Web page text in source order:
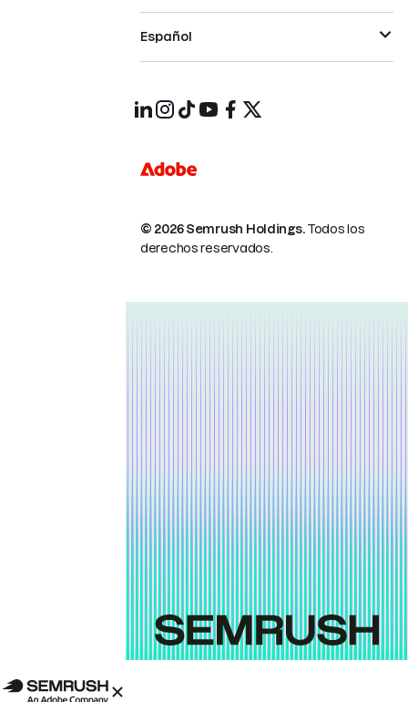
© 2026 Semrush Holdings.Todos los
derechos reservados.
Español